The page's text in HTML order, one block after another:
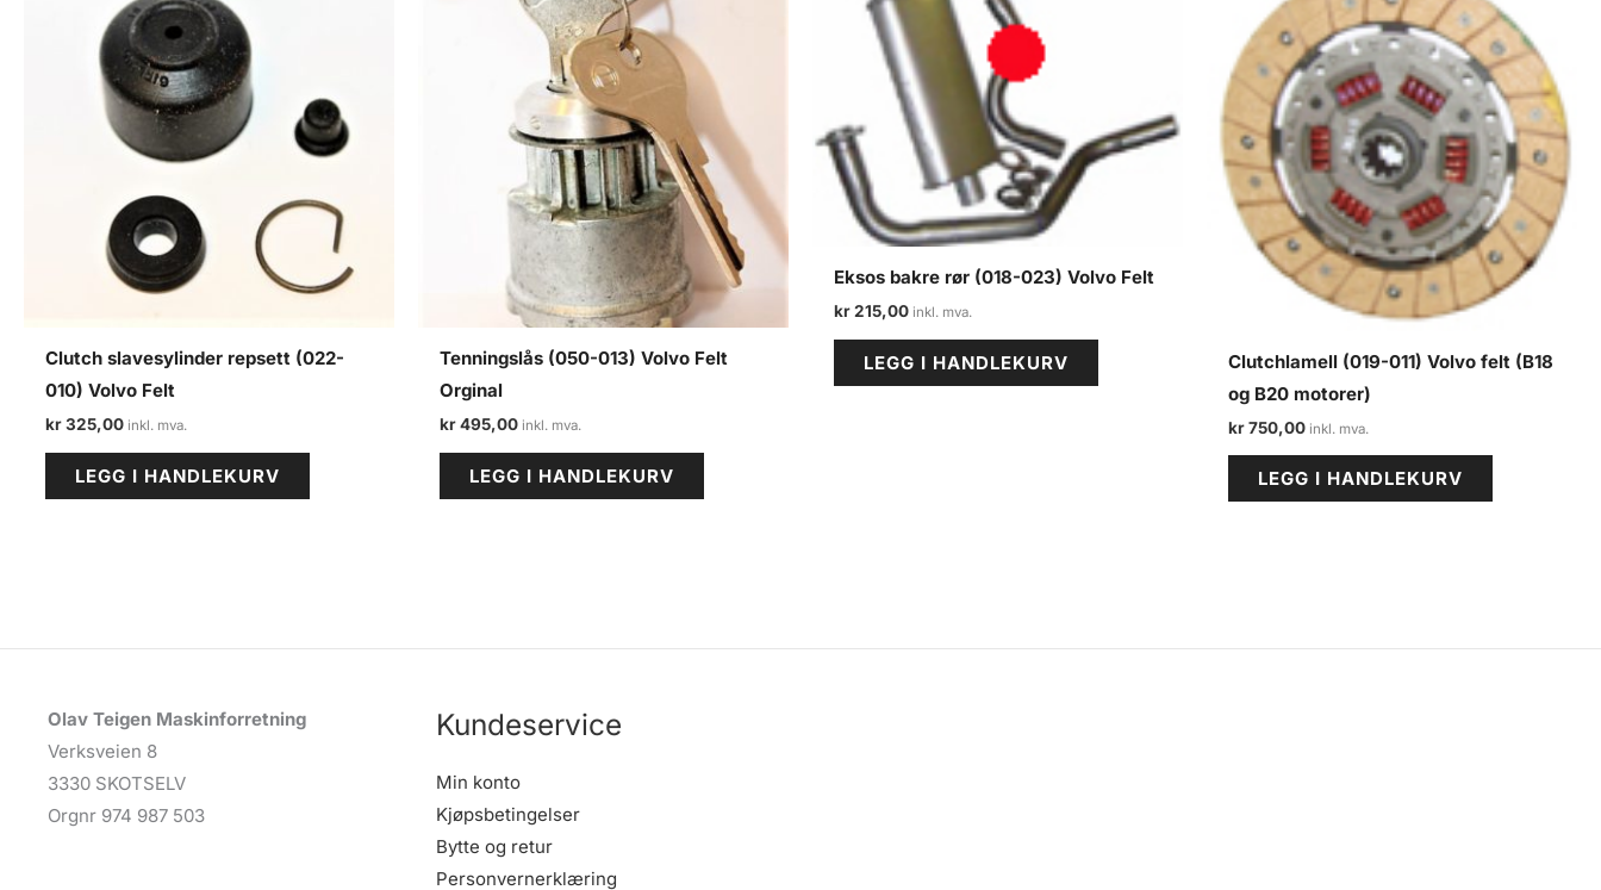
Clutch slavesylinder repsett (022-
010) Volvo Felt
kr325,00
LEGG I HANDLEKURV
Tenningslås (050-013) Volvo Felt
Orginal
kr495,00
LEGG I HANDLEKURV
Eksos bakre rør (018-023) Volvo Felt
kr215,00
LEGG I HANDLEKURV
Clutchlamell (019-011) Volvo felt (B18
og B20 motorer)
kr750,00
LEGG I HANDLEKURV
Olav Teigen Maskinforretning
Verksveien 8
3330 SKOTSELV
Orgnr 974 987 503
Kundeservice
Min konto
Kjøpsbetingelser
Bytte og retur
Personvernerklæring